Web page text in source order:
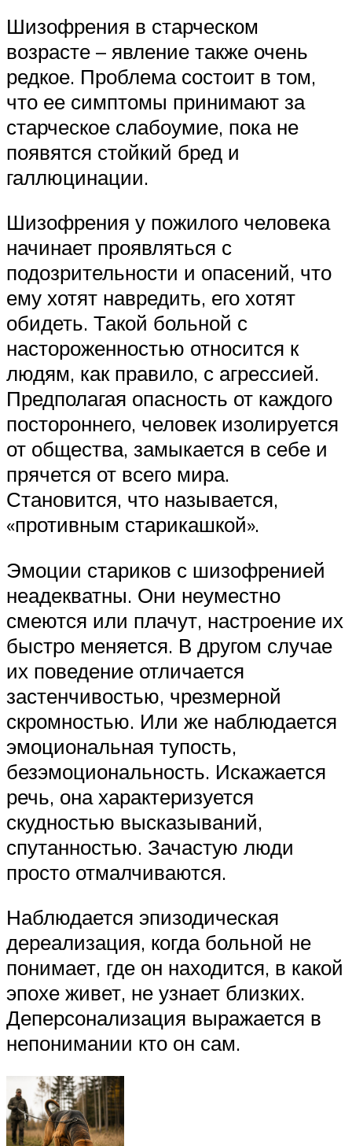
Шизофрения в старческом
возрасте – явление также очень
редкое. Проблема состоит в том,
что ее симптомы принимают за
старческое слабоумие, пока не
появятся стойкий бред и
галлюцинации.
Шизофрения у пожилого человека
начинает проявляться с
подозрительности и опасений, что
ему хотят навредить, его хотят
обидеть. Такой больной с
настороженностью относится к
людям, как правило, с агрессией.
Предполагая опасность от каждого
постороннего, человек изолируется
от общества, замыкается в себе и
прячется от всего мира.
Становится, что называется,
«противным старикашкой».
Эмоции стариков с шизофренией
неадекватны. Они неуместно
смеются или плачут, настроение их
быстро меняется. В другом случае
их поведение отличается
застенчивостью, чрезмерной
скромностью. Или же наблюдается
эмоциональная тупость,
безэмоциональность. Искажается
речь, она характеризуется
скудностью высказываний,
спутанностью. Зачастую люди
просто отмалчиваются.
Наблюдается эпизодическая
дереализация, когда больной не
понимает, где он находится, в какой
эпохе живет, не узнает близких.
Деперсонализация выражается в
непонимании кто он сам.